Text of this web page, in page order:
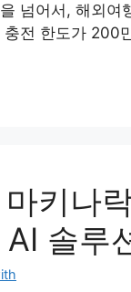
넘어서, 해외여
충전 한도가 200
키나
솔루